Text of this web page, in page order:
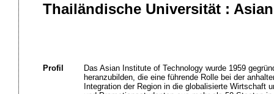
Thailändische Universität :
Profil
Das Asian Institute of Technology wurde 1959
heranzubilden, die eine führende Rolle bei der
Integration der Region in die globalisierte Wirtschaft